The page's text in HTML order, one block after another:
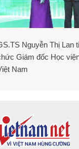
Nguyễn Thị Lan
Giám đốc Học
Nam